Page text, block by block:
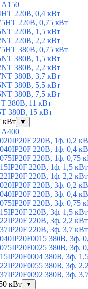
220В, 0,4 кВт
220В, 0,75 кВт
220В, 1,5 кВт
220В, 2,2 кВт
380В, 0,75 кВт
380В, 1,5 кВт
380В, 2,2 кВт
380В, 3,7 кВт
380В, 5,5 кВт
380В, 7,5 кВт
380В, 11 кВт
380В, 15 кВт
кВт
▼
220В, 1ф. 0,2
220В, 1ф. 0,4
220В, 1ф. 0,75
220В, 1ф. 1,5 кВт
220В, 1ф. 2,2 кВт
220В, 3ф. 0,2
220В, 3ф. 0,4
220В, 3ф. 0,75
220В, 3ф. 1,5 кВт
220В, 3ф. 2,2 кВт
220В, 3ф. 3,7 кВт
380В, 3ф.
380В, 3ф.
380В, 3ф.
380В, 3ф.
380В, 3ф.
кВт
▼